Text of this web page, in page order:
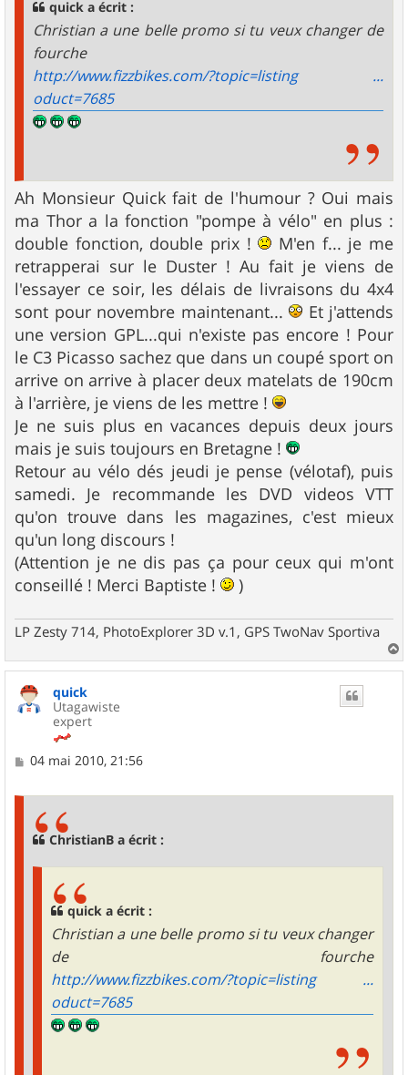
quick a écrit :
Christian a une belle promo si tu veux changer de
fourche
http://www.fizzbikes.com/?topic=listing ...
oduct=7685
Ah Monsieur Quick fait de l'humour ? Oui mais
ma Thor a la fonction "pompe à vélo" en plus :
double fonction, double prix !
M'en f... je me
retrapperai sur le Duster ! Au fait je viens de
l'essayer ce soir, les délais de livraisons du 4x4
sont pour novembre maintenant...
Et j'attends
une version GPL...qui n'existe pas encore ! Pour
le C3 Picasso sachez que dans un coupé sport on
arrive on arrive à placer deux matelats de 190cm
à l'arrière, je viens de les mettre !
Je ne suis plus en vacances depuis deux jours
mais je suis toujours en Bretagne !
Retour au vélo dés jeudi je pense (vélotaf), puis
samedi. Je recommande les DVD videos VTT
qu'on trouve dans les magazines, c'est mieux
qu'un long discours !
(Attention je ne dis pas ça pour ceux qui m'ont
conseillé ! Merci Baptiste !
)
LP Zesty 714, PhotoExplorer 3D v.1, GPS TwoNav Sportiva
a
quick
Utagawiste
expert
M
04 mai 2010, 21:56
ChristianB a écrit :
quick a écrit :
Christian a une belle promo si tu veux changer
de fourche
http://www.fizzbikes.com/?topic=listing ...
oduct=7685